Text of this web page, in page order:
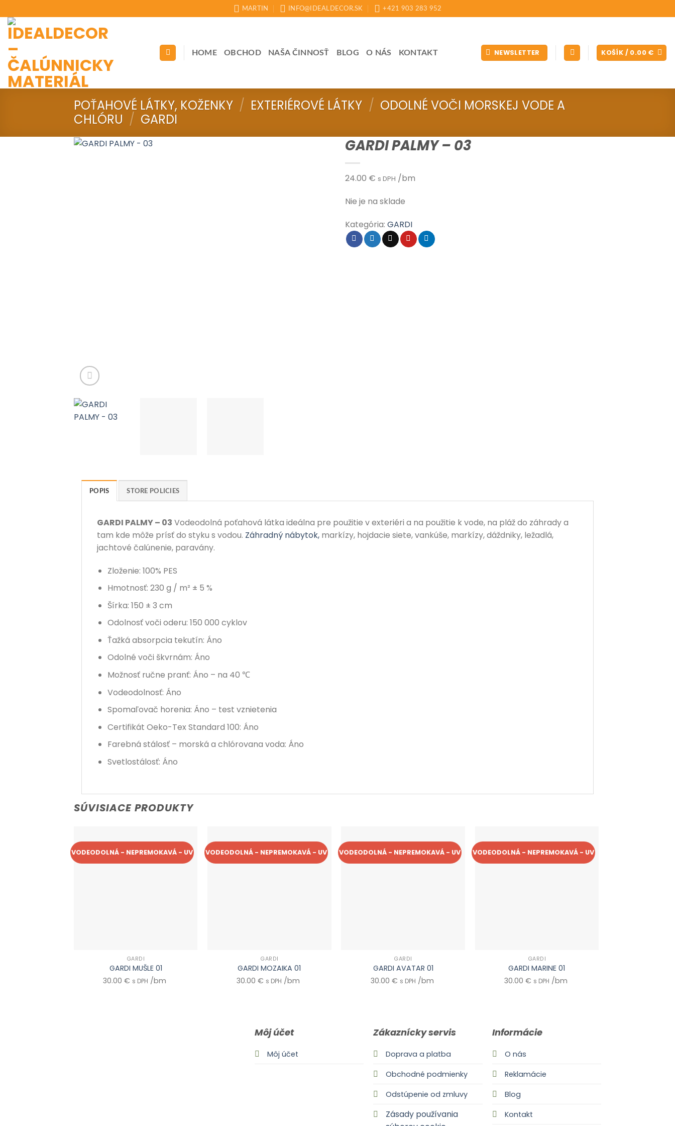
to
content
MARTIN INFO@IDEALDECOR.SK +421 903 283 952
HOME OBCHOD NAŠA ČINNOSŤ BLOG O NÁS KONTAKT NEWSLETTER KOŠÍK / 0.00 €
POŤAHOVÉ LÁTKY, KOŽENKY / EXTERIÉROVÉ LÁTKY / ODOLNÉ VOČI MORSKEJ VODE A
CHLÓRU / GARDI
GARDI PALMY – 03
24.00 € s DPH /bm
Nie je na sklade
Kategória: GARDI
POPIS STORE POLICIES
GARDI PALMY – 03 Vodeodolná poťahová látka ideálna pre použitie v exteriéri a na použitie k vode, na pláž do záhrady a
tam kde môže prísť do styku s vodou. Záhradný nábytok, markízy, hojdacie siete, vankúše, markízy, dáždniky, ležadlá,
jachtové čalúnenie, paravány.
Zloženie: 100% PES
Hmotnosť: 230 g / m² ± 5 %
Šírka: 150 ± 3 cm
Odolnosť voči oderu: 150 000 cyklov
Ťažká absorpcia tekutín: Áno
Odolné voči škvrnám: Áno
Možnosť ručne pranť: Áno – na 40 ℃
Vodeodolnosť: Áno
Spomaľovač horenia: Áno – test vznietenia
Certifikát Oeko-Tex Standard 100: Áno
Farebná stálosť – morská a chlórovana voda: Áno
Svetlostálosť: Áno
SÚVISIACE PRODUKTY
VODEODOLNÁ - NEPREMOKAVÁ - UV
GARDI
GARDI MUŠLE 01
30.00€ s DPH /bm
VODEODOLNÁ - NEPREMOKAVÁ - UV
GARDI
GARDI MOZAIKA 01
30.00€ s DPH /bm
VODEODOLNÁ - NEPREMOKAVÁ - UV
GARDI
GARDI AVATAR 01
30.00 € s DPH /bm
VODEODOLNÁ - NEPREMOKAVÁ - UV
GARDI
GARDI MARINE 01
30.00 € s DPH /bm
Môj účet
Môj účet
Zákaznícky servis
Doprava a platba
Obchodné podmienky
Odstúpenie od zmluvy
Zásady používania
Informácie
O nás
Reklamácie
Blog
Kontakt